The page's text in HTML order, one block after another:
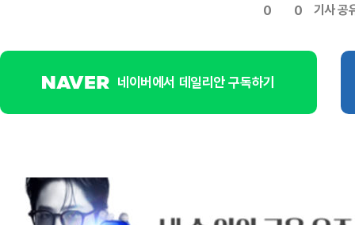
0 0 기사 공
네이버에서 데일리안 구독하기